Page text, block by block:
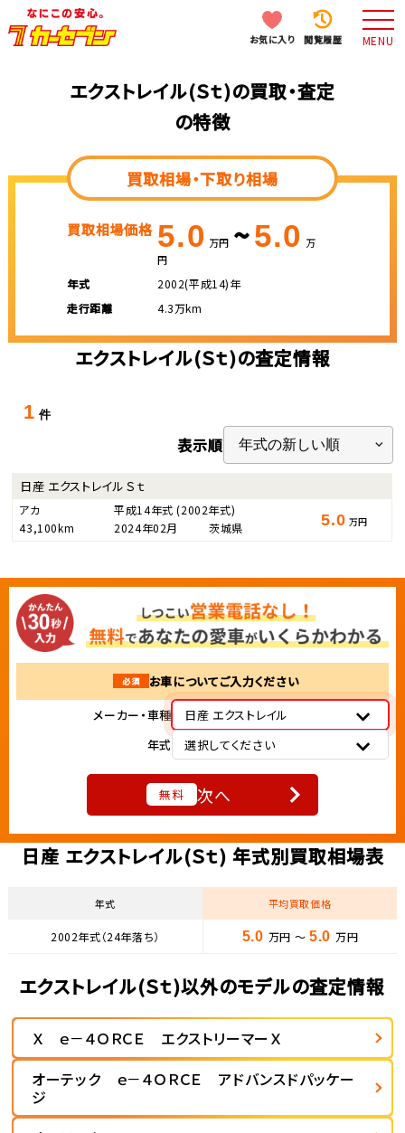
お気に入り 閲覧履歴 MENU
エクストレイル(Ｓｔ)の買取・査定
の特徴
買取相場・下取り相場
買取相場価格 5.0 万円 ~5.0 万
円
年式
2002(平成14)年
走行距離
4.3万km
エクストレイル(Ｓｔ)の査定情報
1 件
表示順
日産 エクストレイル Ｓｔ
アカ 平成14年式(2002年式)
43,100km
2024年02月 茨城県 5.0 万円
必須
お車についてご入力ください
メーカー・車種
日産 エクストレイル
年式
選択してください
無料 次へ
日産 エクストレイル(Ｓｔ) 年式別買取相場表
年式 平均買取価格
2002年式（24年落ち） 5.0 万円 ～ 5.0万円
エクストレイル(Ｓｔ)以外のモデルの査定情報
Ｘ ｅ－４ＯＲＣＥ エクストリーマーＸ
オーテック ｅ－４ＯＲＣＥ アドバンスドパッケー
ジ